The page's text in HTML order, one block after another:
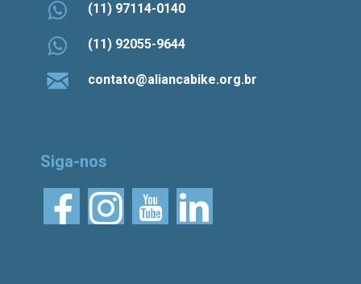
(11) 97114-0140
(11) 92055-9644
contato@aliancabike.org.br
Siga-nos